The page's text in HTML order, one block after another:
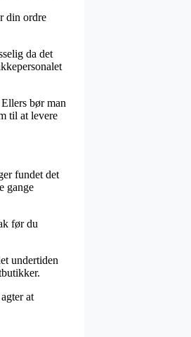
din ordre
da det
bør man
til at levere
fundet det
gange
før du
undertiden
at